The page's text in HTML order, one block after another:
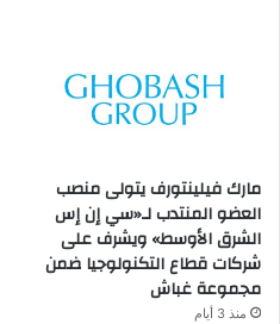
مارك فيلينتورف يتولى منصب
العضو المنتدب لـ«سي إن إس
الشرق الأوسط» ويشرف على
شركات قطاع التكنولوجيا ضمن
مجموعة غباش
منذ 3 أيام